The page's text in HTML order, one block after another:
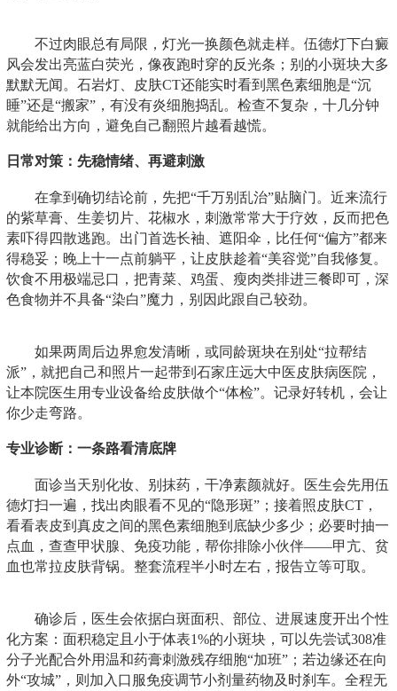
不过肉眼总有局限，灯光一换颜色就走样。伍德灯下白癜
风会发出亮蓝白荧光，像夜跑时穿的反光条；别的小斑块大多
默默无闻。石岩灯、皮肤CT还能实时看到黑色素细胞是“沉
睡”还是“搬家”，有没有炎细胞捣乱。检查不复杂，十几分钟
就能给出方向，避免自己翻照片越看越慌。
日常对策：先稳情绪、再避刺激
在拿到确切结论前，先把“千万别乱治”贴脑门。近来流行
的紫草膏、生姜切片、花椒水，刺激常常大于疗效，反而把色
素吓得四散逃跑。出门首选长袖、遮阳伞，比任何“偏方”都来
得稳妥；晚上十一点前躺平，让皮肤趁着“美容觉”自我修复。
饮食不用极端忌口，把青菜、鸡蛋、瘦肉类排进三餐即可，深
色食物并不具备“染白”魔力，别因此跟自己较劲。
如果两周后边界愈发清晰，或同龄斑块在别处“拉帮结
派”，就把自己和照片一起带到石家庄远大中医皮肤病医院，
让本院医生用专业设备给皮肤做个“体检”。记录好转机，会让
你少走弯路。
专业诊断：一条路看清底牌
面诊当天别化妆、别抹药，干净素颜就好。医生会先用伍
德灯扫一遍，找出肉眼看不见的“隐形斑”；接着照皮肤CT，
看看表皮到真皮之间的黑色素细胞到底缺少多少；必要时抽一
点血，查查甲状腺、免疫功能，帮你排除小伙伴——甲亢、贫
血也常拉皮肤背锅。整套流程半小时左右，报告立等可取。
确诊后，医生会依据白斑面积、部位、进展速度开出个性
化方案：面积稳定且小于体表1%的小斑块，可以先尝试308准
分子光配合外用温和药膏刺激残存细胞“加班”；若边缘还在向
外“攻城”，则加入口服免疫调节小剂量药物及时刹车。全程无